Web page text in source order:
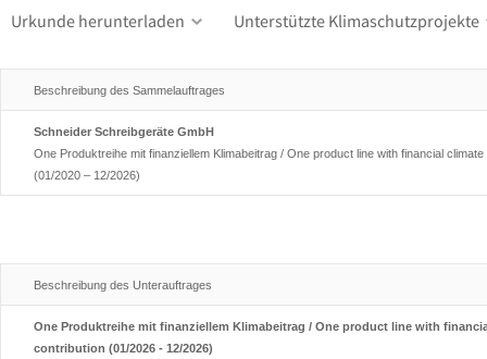
Urkunde herunterladen Unterstützte Klimaschutzprojekte
Beschreibung des Sammelauftrages
Schneider Schreibgeräte GmbH
One Produktreihe mit finanziellem Klimabeitrag / One product line with financial
(01/2020 – 12/2026)
Beschreibung des Unterauftrages
One Produktreihe mit finanziellem Klimabeitrag / One product line with
contribution (01/2026 - 12/2026)